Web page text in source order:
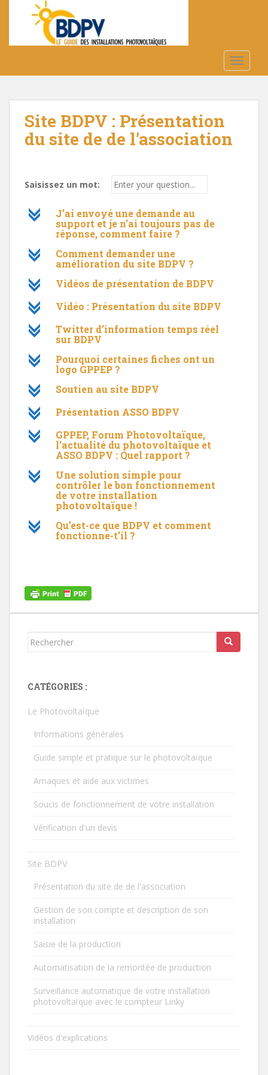
o
Site BDPV : Présentation
du site de de l’association
Saisissez un mot:
c
J’ai envoyé une demande au
support et je n’ai toujours pas de
réponse, comment faire ?
c
Comment demander une
amélioration du site BDPV ?
c Vidéos de présentation de BDPV
c Vidéo : Présentation du site BDPV
c
Twitter d’information temps réel
sur BDPV
c
Pourquoi certaines fiches ont un
logo GPPEP ?
c Soutien au site BDPV
c Présentation ASSO BDPV
c
GPPEP, Forum Photovoltaïque,
l’actualité du photovoltaïque et
ASSO BDPV : Quel rapport ?
c
Une solution simple pour
contrôler le bon fonctionnement
de votre installation
photovoltaïque !
c
Qu’est-ce que BDPV et comment
fonctionne-t’il ?
Rechercher...
CATÉGORIES :
Le Photovoltaïque
Informations générales
Guide simple et pratique sur le photovoltaïque
Arnaques et aide aux victimes
Soucis de fonctionnement de votre installation
Vérification d'un devis
Site BDPV
Présentation du site de de l'association
Gestion de son compte et description de son
installation
Saisie de la production
Automatisation de la remontée de production
Surveillance automatique de votre installation
photovoltaïque avec le compteur Linky
Vidéos d'explications